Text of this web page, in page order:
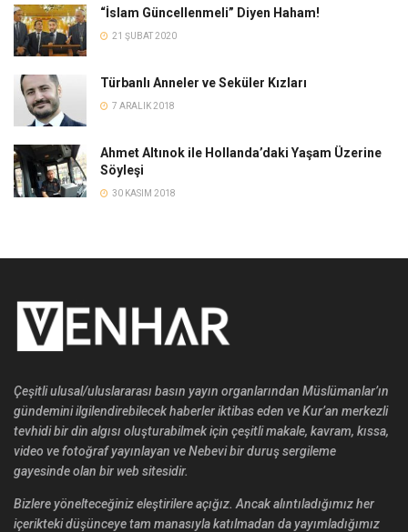
“İslam Güncellenmeli” Diyen Haham!
21 ŞUBAT 2020
Türbanlı Anneler ve Seküler Kızları
7 ARALIK 2018
Ahmet Altınok ile Hollanda’daki Yaşam Üzerine
Söyleşi
30 KASIM 2018
Çeşitli ulusal/uluslararası basın yayın organlarından Müslümanlar’ın
gündemini ilgilendirebilecek haberler iktibas eden ve Kur’an merkezli
tevhidi bir din algısı oluşturabilmek için çeşitli makale, kavram, kıssa,
video ve fotoğraf yayınlayan ve Nebevi bir duruş sergileme
gayesinde olan bir web sitesidir.
Bizlere yönelteceğiniz eleştirilere açığız. Ancak alıntıladığımız her
içerikteki düşünceye tam manasıyla katılmadan da yayımladığımız